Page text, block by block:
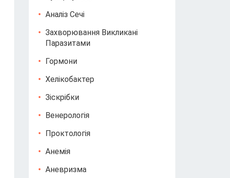
Аналіз Сечі
Захворювання Викликані
Паразитами
Гормони
Хелікобактер
Зіскрібки
Венерологія
Проктологія
Анемія
Аневризма